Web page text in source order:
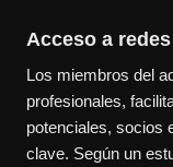
Acceso a
Los miembros del
profesionales,
potenciales, socios
clave. Según un